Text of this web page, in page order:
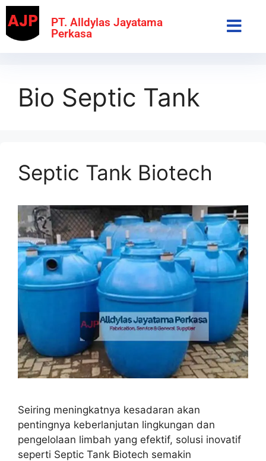
PT. Alldylas Jayatama
Perkasa
Bio Septic Tank
Septic Tank Biotech
Seiring meningkatnya kesadaran akan
pentingnya keberlanjutan lingkungan dan
pengelolaan limbah yang efektif, solusi inovatif
seperti Septic Tank Biotech semakin